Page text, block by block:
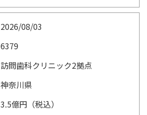
2026/08/03
6379
訪問歯科クリニック2拠点
神奈川県
3.5億円（税込）